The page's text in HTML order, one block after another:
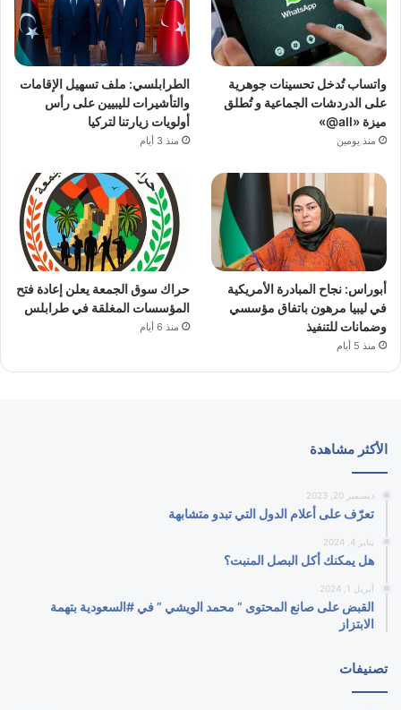
واتساب تُدخل تحسينات جوهرية
على الدردشات الجماعية و تُطلق
ميزة «all@»
منذ يومين
الطرابلسي: ملف تسهيل الإقامات
والتأشيرات لليبيين على رأس
أولويات زيارتنا لتركيا
منذ 3 أيام
أبوراس: نجاح المبادرة الأمريكية
في ليبيا مرهون باتفاق مؤسسي
وضمانات للتنفيذ
منذ 5 أيام
حراك سوق الجمعة يعلن إعادة فتح
المؤسسات المغلقة في طرابلس
منذ 6 أيام
الأكثر مشاهدة
ديسمبر 20, 2023
تعرّف على أعلام الدول التي تبدو متشابهة
يناير 4, 2024
هل يمكنك أكل البصل المنبت؟
أبريل 1, 2024
القبض على صانع المحتوى ” محمد الويشي ” في #السعودية بتهمة
الابتزاز
تصنيفات